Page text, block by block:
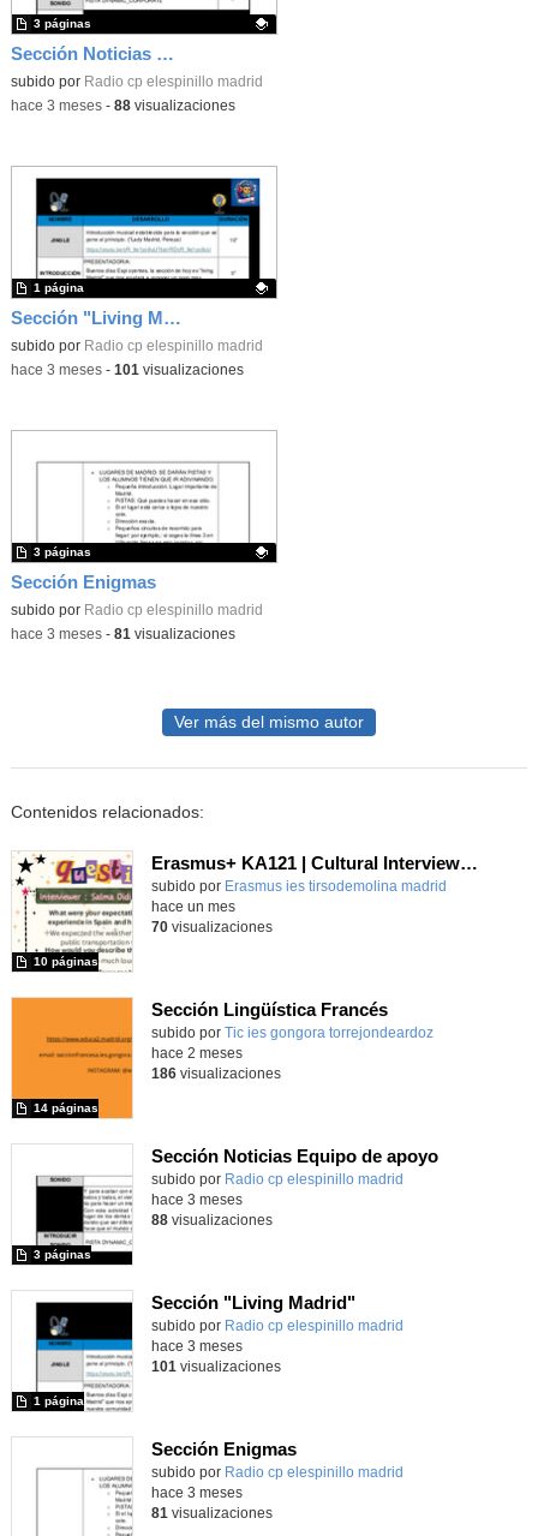
Sección Noticias Equipo de apoyo
Contenido educativo.
subido por Radio cp elespinillo madrid
3 páginas
-hace 3 meses- 88visualizaciones
Sección "Living Madrid"
Contenido educativo.
subido por Radio cp elespinillo madrid
1 página
-hace 3 meses- 101 visualizaciones
Sección Enigmas
Contenido educativo.
subido por Radio cp elespinillo madrid
3 páginas
-hace 3 meses- 81 visualizaciones
Ver más del mismo autor
Contenidos relacionados:
Erasmus+ KA121 | Cultural Interviews | Budapest 2025
Contenido educativo.
subido por Erasmus ies tirsodemolina madrid
10 páginas
hace un mes
70visualizaciones
Sección Lingüística Francés
Contenido educativo.
subido por Tic ies gongora torrejondeardoz
14 páginas
-
hace 2 meses
186visualizaciones
Sección Noticias Equipo de apoyo
Contenido educativo.
subido por Radio cp elespinillo madrid
3 páginas
hace 3 meses
88visualizaciones
Sección "Living Madrid"
Contenido educativo.
subido por Radio cp elespinillo madrid
1 página
hace 3 meses
101 visualizaciones
Sección Enigmas
Contenido educativo.
subido por Radio cp elespinillo madrid
hace 3 meses
81 visualizaciones